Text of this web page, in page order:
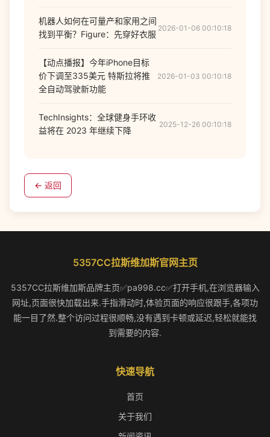
机器人如何在可量产和家用之间
找到平衡？Figure：先穿好衣服
2026-01-06 00:10:18
【动点播报】今年iPhone目标
价下调至335美元 特斯拉将推
全自动驾驶新功能
2026-01-03 00:10:18
TechInsights：全球健身手环收
益将在 2023 年继续下降
2025-12-26 00:10:18
← 返回
5357CC拉斯维加斯官网主页
5357CC拉斯维加斯品牌主页✅pa998.cc✅打开手机,在浏览器输入
网址,页面很快加载出来.手指滑动时,体验页面的响应很跟手,各项功
能一目了然.整个访问过程很顺畅,没有遇到卡顿或延迟,轻松就能找
到需要的内容.
快速导航
首页
关于我们